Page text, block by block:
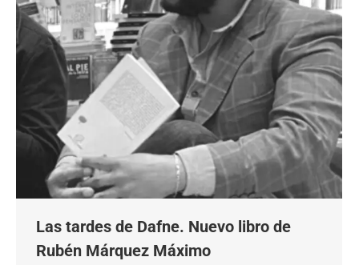
Las tardes de Dafne. Nuevo libro de
Rubén Márquez Máximo